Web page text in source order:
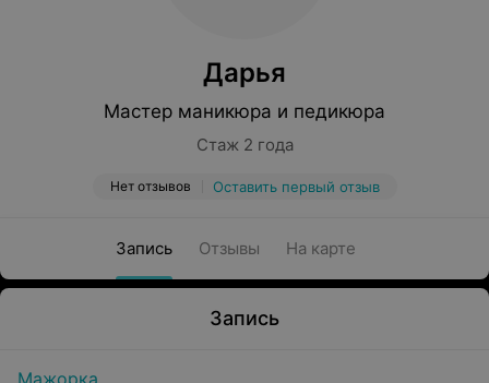
Дарья
Мастер маникюра и педикюра
Стаж 2 года
Нет отзывов Оставить первый отзыв
Запись Отзывы На карте
Запись
Мажорка